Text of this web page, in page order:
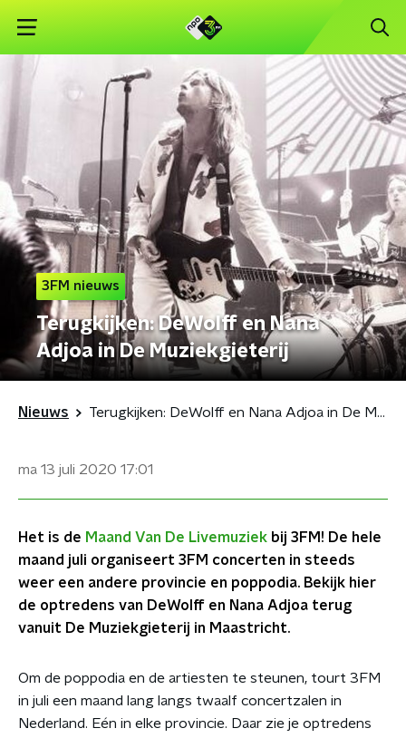
3FM nieuws
Terugkijken: DeWolff en Nana
Adjoa in De Muziekgieterij
Nieuws Terugkijken: DeWolff en Nana Adjoa in De Muziekgieterij
ma 13 juli 2020 17:01
Het is de Maand Van De Livemuziek bij 3FM! De hele
maand juli organiseert 3FM concerten in steeds
weer een andere provincie en poppodia. Bekijk hier
de optredens van DeWolff en Nana Adjoa terug
vanuit De Muziekgieterij in Maastricht.
Om de poppodia en de artiesten te steunen, tourt 3FM
in juli een maand lang langs twaalf concertzalen in
Nederland. Eén in elke provincie. Daar zie je optredens